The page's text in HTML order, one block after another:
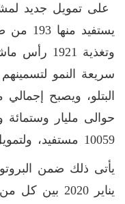
وتغذية
سريعة النمو
البتلو، ويصبح
حوالى مليار وستمائة
10059 مستفيد، ولتمويل 118125 رأس ماشية.
يأتى ذلك ضمن
يناير 2020